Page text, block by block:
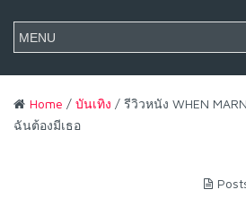
Home / บันเทิง / รีวิวหนัง WHEN
ฉันต้องมีเธอ